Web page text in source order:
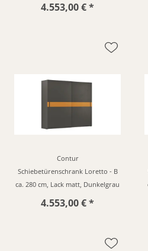
4.553,00 € *
Contur
Schiebetürenschrank Loretto - B
ca. 280 cm, Lack matt, Dunkelgrau
4.553,00 € *